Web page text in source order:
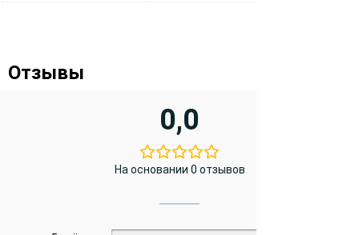
Отзывы
0,0
На основании 0 отзывов